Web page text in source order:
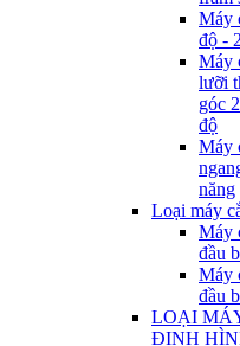
Máy
độ -
Máy
lưỡi
góc
độ
Máy
năng
Loại máy
Máy
đầu
Máy
đầu
LOẠI
ĐỊNH